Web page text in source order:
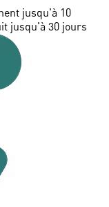
jusqu'à 10
jusqu'à 30 jours